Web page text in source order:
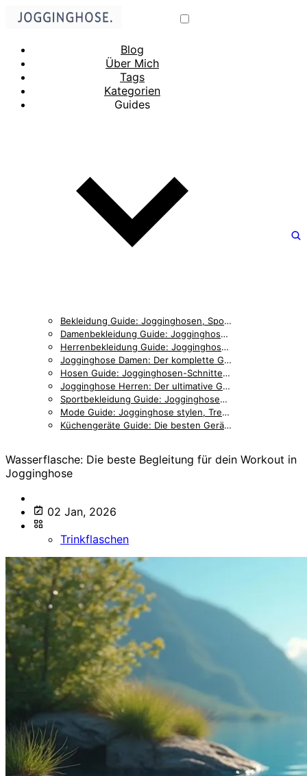
Blog
Über Mich
Tags
Kategorien
Guides
Bekleidung Guide: Jogginghosen, Sportmode & Accessoires im Vergleich
Damenbekleidung Guide: Jogginghosen, Outfits & Styling für Frauen
Herrenbekleidung Guide: Jogginghosen, Accessoires & Styling für Männer
Jogginghose Damen: Der komplette Guide für stilbewusste Frauen
Hosen Guide: Jogginghosen-Schnitte, Details & Passformen im Vergleich
Jogginghose Herren: Der ultimative Guide für Männer
Sportbekleidung Guide: Jogginghosen, Trainingskleidung & Zubehör
Mode Guide: Jogginghose stylen, Trends & Outfit-Inspiration
Küchengeräte Guide: Die besten Geräte für entspanntes Kochen
Wasserflasche: Die beste Begleitung für dein Workout in
Jogginghose
02 Jan, 2026
Trinkflaschen